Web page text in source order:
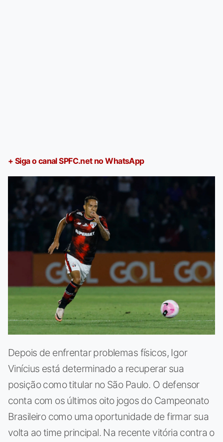
+ Siga o canal SPFC.net no WhatsApp
Depois de enfrentar problemas físicos, Igor
Vinícius está determinado a recuperar sua
posição como titular no São Paulo. O defensor
conta com os últimos oito jogos do Campeonato
Brasileiro como uma oportunidade de firmar sua
volta ao time principal. Na recente vitória contra o